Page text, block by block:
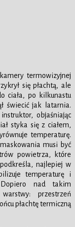
termowizyjnej
się płachtą, ale
ciała, po kilkunastu
świecić jak latarnia.
objaśniając
styka się z ciałem,
temperaturę.
musi być
powietrza, które
najlepiej w
temperaturę i
nad takim
przestrzeń
płachtę termiczną